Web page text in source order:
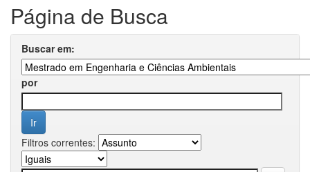
Página de Busca
Buscar em:
por
Filtros correntes: